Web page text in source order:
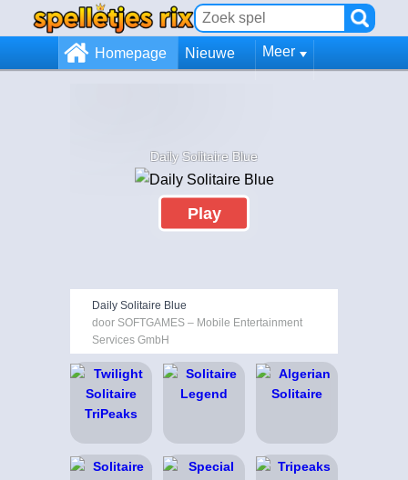
Homepage Nieuwe Meer
Daily Solitaire Blue
Play
Daily Solitaire Blue
door SOFTGAMES – Mobile Entertainment
Services GmbH